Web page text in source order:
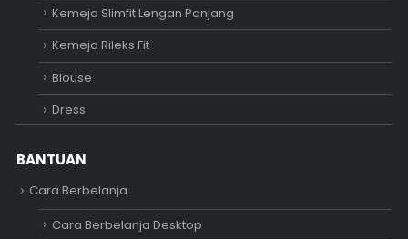
Kemeja Slimfit Lengan Panjang
Kemeja Rileks Fit
Blouse
Dress
BANTUAN
Cara Berbelanja
Cara Berbelanja Desktop